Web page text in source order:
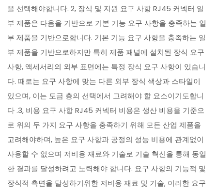
을 선택해야합니다. 2, 장식 및 지원 요구 사항 RJ45 커넥터 일
부 제품은 다음을 기반으로 기본 기능 요구 사항을 충족하는 일
부 제품을 기반으로합니다. 기본 기능 요구 사항을 충족하는 일
부 제품을 기반으로하지만 특히 제품 패널에 설치된 장식 요구
사항, 액세서리의 외부 표면에는 특정 장식 요구 사항이 있습니
다. 때로는 요구 사항에 맞는 다른 외부 장식 색상과 스타일이
있으며, 이는 도금 층의 선택에서 고려해야 할 요소이기도합니
다 .3, 비용 요구 사항 RJ45 커넥터 비용은 생산 비용을 기준으
로 위의 두 가지 요구 사항을 충족하기 위해 모든 산업 제품을
고려해야하며, 높은 요구 사항과 공정의 성능 비용에 관계없이
사용할 수 없으며 저비용 재료와 기술로 기술 혁신을 통해 동일
한 결과를 달성하려고 노력해야 합니다. 요구 사항의 기능적 및
장식적 측면을 달성하기위한 저비용 재료 및 기술, 이러한 요구